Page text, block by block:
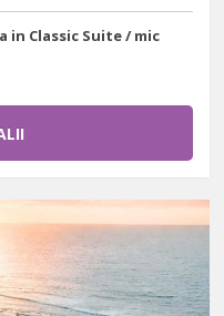
in Classic Suite / mic